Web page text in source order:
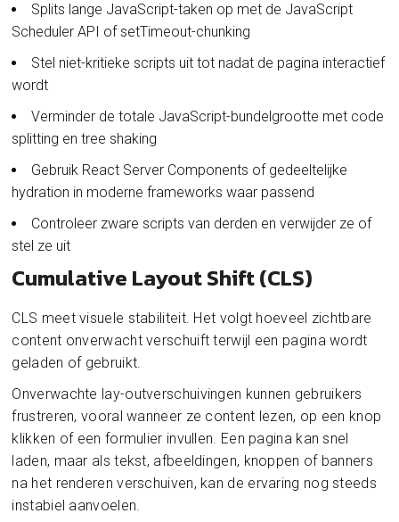
Splits lange JavaScript-taken op met de JavaScript
Scheduler API of setTimeout-chunking
Stel niet-kritieke scripts uit tot nadat de pagina interactief
wordt
Verminder de totale JavaScript-bundelgrootte met code
splitting en tree shaking
Gebruik React Server Components of gedeeltelijke
hydration in moderne frameworks waar passend
Controleer zware scripts van derden en verwijder ze of
stel ze uit
Cumulative Layout Shift (CLS)
CLS meet visuele stabiliteit. Het volgt hoeveel zichtbare
content onverwacht verschuift terwijl een pagina wordt
geladen of gebruikt.
Onverwachte lay-outverschuivingen kunnen gebruikers
frustreren, vooral wanneer ze content lezen, op een knop
klikken of een formulier invullen. Een pagina kan snel
laden, maar als tekst, afbeeldingen, knoppen of banners
na het renderen verschuiven, kan de ervaring nog steeds
instabiel aanvoelen.